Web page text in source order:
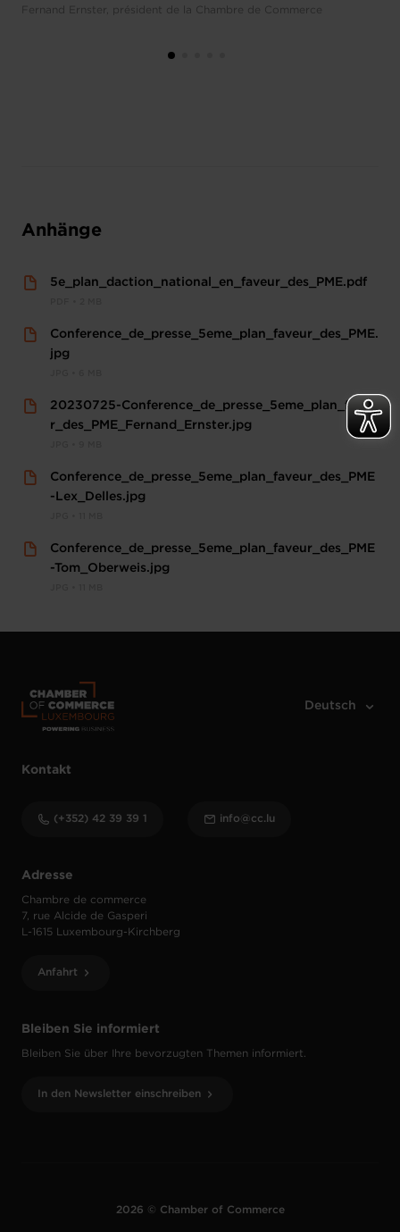
Fernand Ernster, président de la Chambre de Commerce
Anhänge
5e_plan_daction_national_en_faveur_des_PME.pdf
Conference_de_presse_5eme_plan_faveur_des_PME.
jpg
20230725-Conference_de_presse_5eme_plan_faveu
r_des_PME_Fernand_Ernster.jpg
Conference_de_presse_5eme_plan_faveur_des_PME
-Lex_Delles.jpg
Conference_de_presse_5eme_plan_faveur_des_PME
-Tom_Oberweis.jpg
Bleiben Sie informiert
Bleiben Sie über Ihre bevorzugten Themen informiert.
In den Newsletter einschreiben
Adresse
Chambre de commerce
7, rue Alcide de Gasperi
L-1615 Luxembourg-Kirchberg
Anfahrt
Kontakt
(+352) 42 39 39 1 info@cc.lu
2026 © Chamber of Commerce